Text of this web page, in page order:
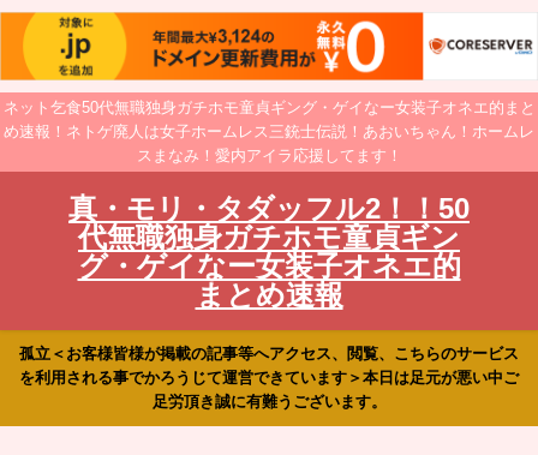
ネット乞食50代無職独身ガチホモ童貞ギング・ゲイなー女装子オネエ的まと
め速報！ネトゲ廃人は女子ホームレス三銃士伝説！あおいちゃん！ホームレ
スまなみ！愛内アイラ応援してます！
真・モリ・タダッフル2！！50
代無職独身ガチホモ童貞ギン
グ・ゲイなー女装子オネエ的
まとめ速報
孤立＜お客様皆様が掲載の記事等へアクセス、閲覧、こちらのサービス
を利用される事でかろうじて運営できています＞本日は足元が悪い中ご
足労頂き誠に有難うございます。